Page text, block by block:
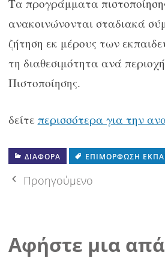
Τα προγράμματα
ανακοινώνονται σταδιακά
ζήτηση εκ μέρους των
τη διαθεσιμότητα ανά
Πιστοποίησης.
δείτε περισσότερα για την
ΔΙΆΦΟΡΑ ΕΠΙΜΌΡΦΩΣΗ
Πλοήγηση
Προηγούμενο
Αφήστε μια